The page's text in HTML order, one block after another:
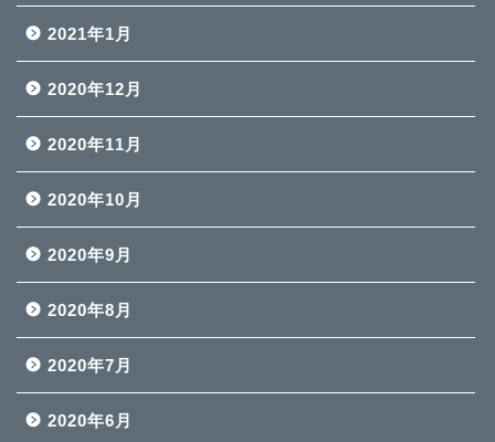
2021年1月
2020年12月
2020年11月
2020年10月
2020年9月
2020年8月
2020年7月
2020年6月